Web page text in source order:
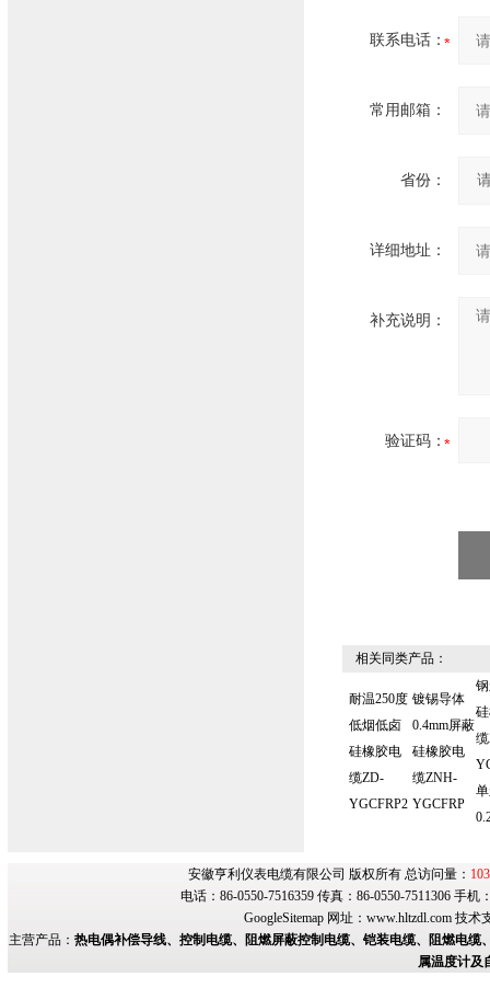
联系电话：
常用邮箱：
省份：
详细地址：
补充说明：
验证码：
相关同类产品：
耐温250度
低烟低卤
硅橡胶电
缆ZD-
YGCFRP2
镀锡导体
0.4mm屏蔽
硅橡胶电
缆ZNH-
YGCFRP
安徽亨利仪表电缆有限公司 版权所有 总访问量：
电话：86-0550-7516359 传真：86-0550-7511306 手
GoogleSitemap网址： www.hltzdl.com技术
主营产品： 热电偶补偿导线、控制电缆、阻燃屏蔽控制电缆、铠装电缆、阻燃电
属温度计及